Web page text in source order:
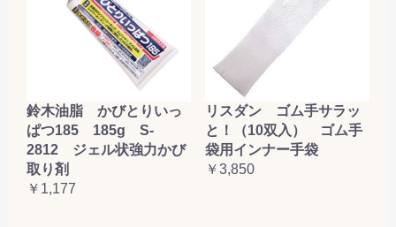
鈴木油脂 かびとりいっ
ぱつ185 185g S-
2812 ジェル状強力かび
取り剤
￥1,177
リスダン ゴム手サラッ
と！（10双入） ゴム手
袋用インナー手袋
￥3,850